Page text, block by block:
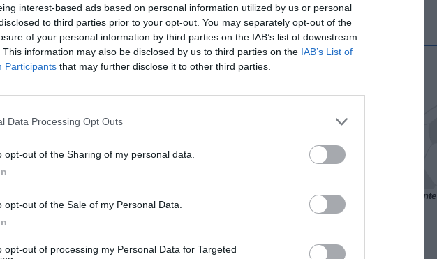
interest-based ads based on personal information utilized by us or personal
to third parties prior to your opt-out. You may separately opt-out of the
of your personal information by third parties on the IAB’s list of downstream
This information may also be disclosed by us to third parties on the IAB’s List of
Participants that may further disclose it to other third parties.
Data Processing Opt Outs
opt-out of the Sharing of my personal data.
opt-out of the Sale of my Personal Data.
opt-out of processing my Personal Data for Targeted
Francia, il Marsiglia senza presidente